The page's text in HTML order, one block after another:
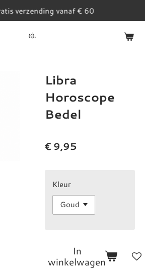
verzending vanaf € 60
Libra
Horoscope
Bedel
€ 9,95
Kleur
In
winkelwagen